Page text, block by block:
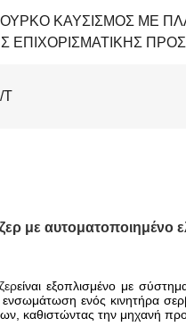
ΚΑΥΣΙΣΜΟΣ ΜΕ
ΕΠΙΧΟΡΙΣΜΑΤΙΚΗΣ
Τ
με αυτοματοποιημένο
είναι εξοπλισμένο με
ενός κινητήρα
καθιστώντας την μηχανή